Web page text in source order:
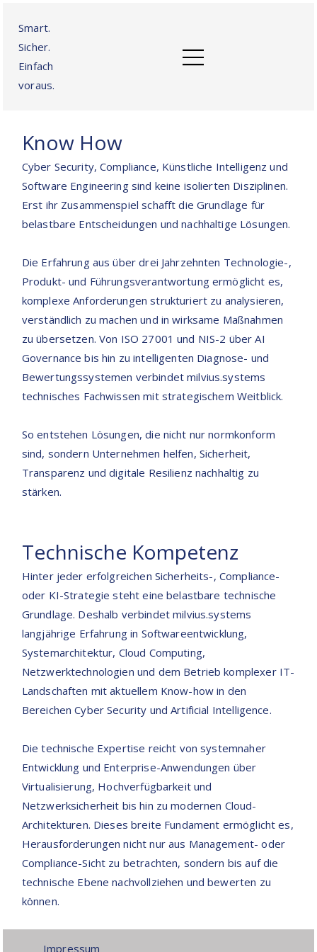
Smart.
Sicher.
Einfach
voraus.
Know How
Cyber Security, Compliance, Künstliche Intelligenz und
Software Engineering sind keine isolierten Disziplinen.
Erst ihr Zusammenspiel schafft die Grundlage für
belastbare Entscheidungen und nachhaltige Lösungen.
Die Erfahrung aus über drei Jahrzehnten Technologie-,
Produkt- und Führungsverantwortung ermöglicht es,
komplexe Anforderungen strukturiert zu analysieren,
verständlich zu machen und in wirksame Maßnahmen
zu übersetzen. Von ISO 27001 und NIS-2 über AI
Governance bis hin zu intelligenten Diagnose- und
Bewertungssystemen verbindet milvius.systems
technisches Fachwissen mit strategischem Weitblick.
So entstehen Lösungen, die nicht nur normkonform
sind, sondern Unternehmen helfen, Sicherheit,
Transparenz und digitale Resilienz nachhaltig zu
stärken.
Technische Kompetenz
Hinter jeder erfolgreichen Sicherheits-, Compliance-
oder KI-Strategie steht eine belastbare technische
Grundlage. Deshalb verbindet milvius.systems
langjährige Erfahrung in Softwareentwicklung,
Systemarchitektur, Cloud Computing,
Netzwerktechnologien und dem Betrieb komplexer IT-
Landschaften mit aktuellem Know-how in den
Bereichen Cyber Security und Artificial Intelligence.
Die technische Expertise reicht von systemnaher
Entwicklung und Enterprise-Anwendungen über
Virtualisierung, Hochverfügbarkeit und
Netzwerksicherheit bis hin zu modernen Cloud-
Architekturen. Dieses breite Fundament ermöglicht es,
Herausforderungen nicht nur aus Management- oder
Compliance-Sicht zu betrachten, sondern bis auf die
technische Ebene nachvollziehen und bewerten zu
können.
Impressum